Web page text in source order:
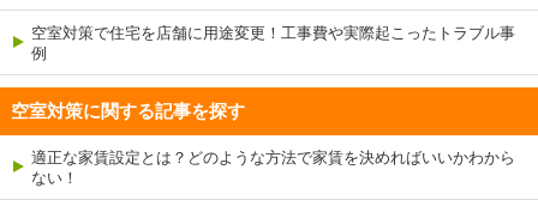
空室対策で住宅を店舗に用途変更！工事費や実際起こったトラブル事
例
空室対策に関する記事を探す
適正な家賃設定とは？どのような方法で家賃を決めればいいかわから
ない！